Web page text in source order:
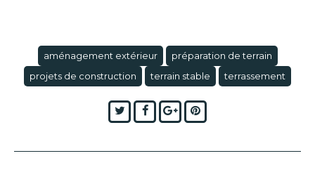
aménagement extérieur
préparation de terrain
projets de construction
terrain stable terrassement
TwitterFacebook
Google+Pinterest